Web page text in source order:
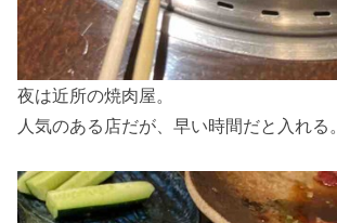
夜は近所の焼肉屋。
人気のある店だが、早い時間だと入れる。